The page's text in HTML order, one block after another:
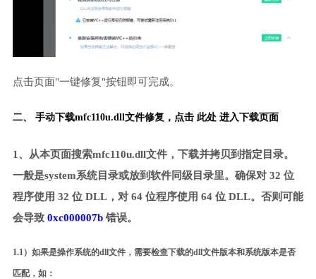
点击页面"一键修复"按钮即可完成。
二、 手动下载mfc110u.dll文件修复， 点击 此处 进入下载页面
1、从本页面搜索mfc110u.dll文件，下载并拷贝到指定目录。
一般是system系统目录或放到软件同级目录里。确保对 32 位
程序使用 32 位 DLL，对 64 位程序使用 64 位 DLL。否则可能
会导致 0xc000007b错误。
1.1）如果是操作系统的dll文件，需要检查下载的dll文件版本和系统版本是否
匹配，如：